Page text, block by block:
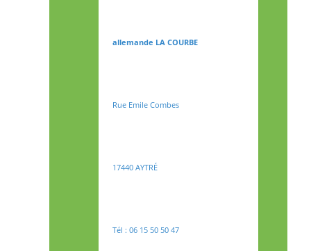
allemande LA COURBE
Rue Emile Combes
17440 AYTRÉ
Tél : 06 15 50 50 47